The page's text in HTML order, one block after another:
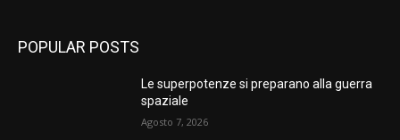
POPULAR POSTS
Le superpotenze si preparano alla guerra
spaziale
Agosto 7, 2026